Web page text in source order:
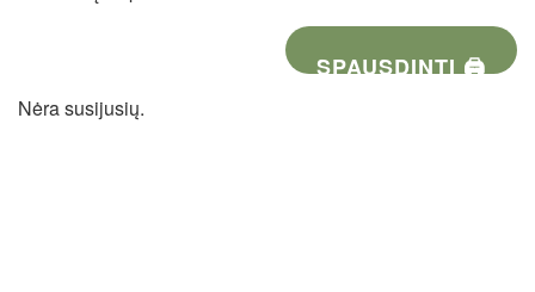
SPAUSDINTI 🖨
Nėra susijusių.